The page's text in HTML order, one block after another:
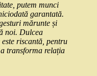
putem munci
garantată.
mărunte și
noi. Dulcea
riscantă, pentru
transforma relația